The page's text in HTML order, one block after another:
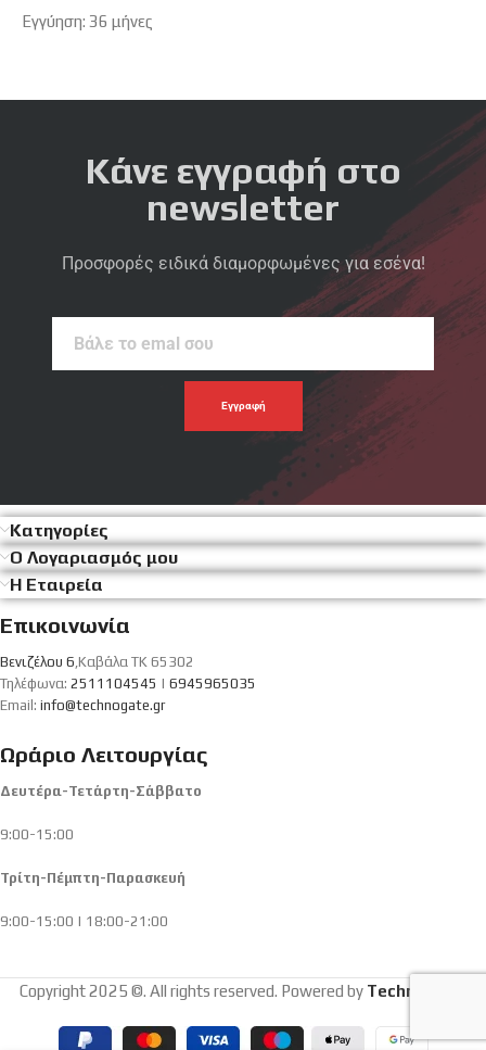
Εγγύηση: 36 μήνες
Κάνε εγγραφή στο
newsletter
Προσφορές ειδικά διαμορφωμένες για εσένα!
Κατηγορίες
Ο Λογαριασμός μου
Η Εταιρεία
Επικοινωνία
Βενιζέλου 6 ,Καβάλα ΤΚ 65302
Τηλέφωνα: 2511104545 | 6945965035
Email: info@technogate.gr
Ωράριο Λειτουργίας
Δευτέρα-Τετάρτη-Σάββατο
9:00-15:00
Τρίτη-Πέμπτη-Παρασκευή
9:00-15:00 | 18:00-21:00
Copyright 2025 ©. All rights reserved. Powered by Technogate